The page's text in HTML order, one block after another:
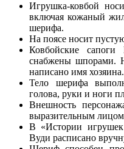
Игрушка-ковбой
включая кожаный
шерифа.
На поясе носит
Ковбойские сапоги
снабжены шпорами.
написано имя хозяина.
Тело шерифа
голова, руки и ноги
Внешность
выразительным
В «Истории
Вуди расписано